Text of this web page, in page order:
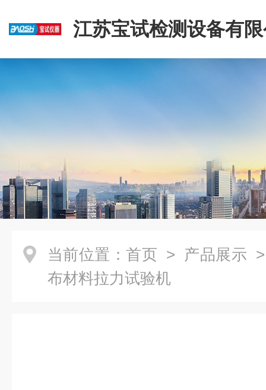
江苏宝试检测设备有
当前位置： 首页 > 产品展示
布材料拉力试验机